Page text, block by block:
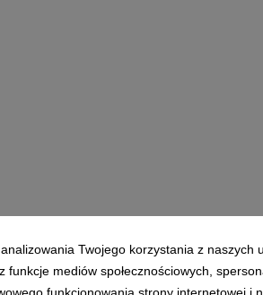
Polityka prywatności |
Twojego korzystania z
mediów społecznościowych,